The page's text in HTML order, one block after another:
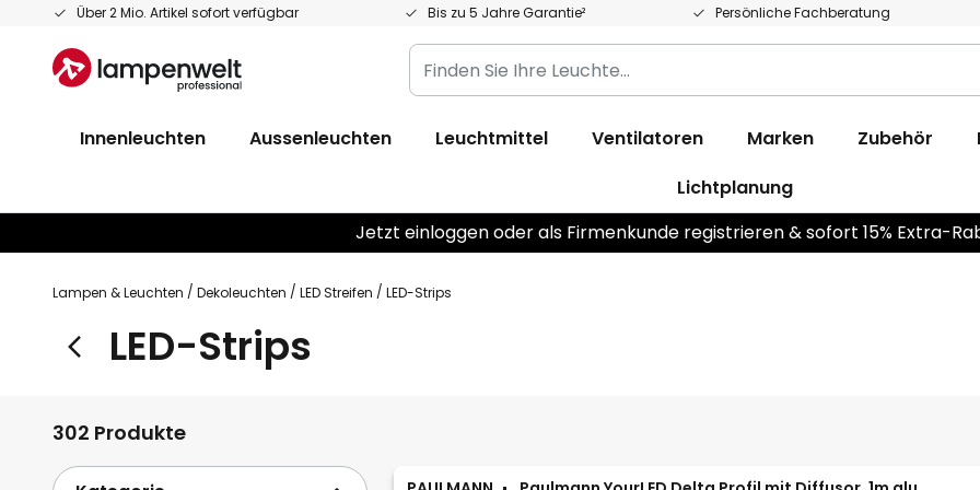
Über 2 Mio. Artikel sofort verfügbar Bis zu 5 Jahre Garantie² Persönliche Fachberatung
Zum
springen
Finden
Sie
Leuchte...
Innenleuchten Aussenleuchten Leuchtmittel Ventilatoren Marken Zubehör
Lichtplanung
Jetzt einloggen oder als Firmenkunde registrieren & sofort 15% Extra-
Lampen & Leuchten Dekoleuchten LED Streifen LED-Strips
LED-Strips
302 Produkte